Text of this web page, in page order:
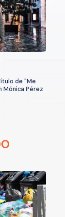
de "Me
Mónica Pérez